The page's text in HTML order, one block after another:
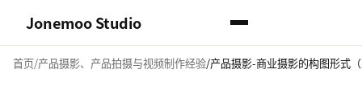
Jonemoo Studio
首页 产品摄影、产品拍摄与视频制作经验 产品摄影-商业摄影的构图形式